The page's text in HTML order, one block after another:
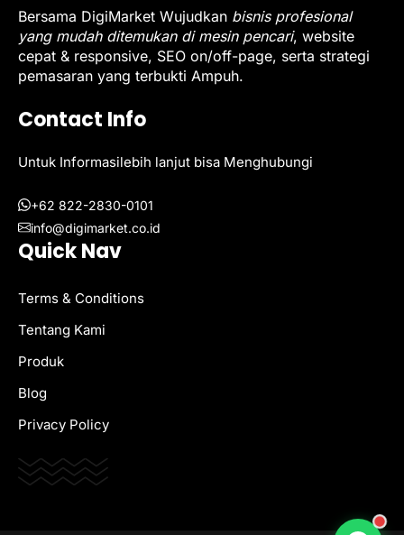
Bersama DigiMarket Wujudkan bisnis profesional
yang mudah ditemukan di mesin pencari, website
cepat & responsive, SEO on/off-page, serta strategi
pemasaran yang terbukti Ampuh.
Contact Info
Untuk Informasilebih lanjut bisa Menghubungi
+62 822-2830-0101
info@digimarket.co.id
Quick Nav
Terms & Conditions
Tentang Kami
Produk
Blog
Privacy Policy